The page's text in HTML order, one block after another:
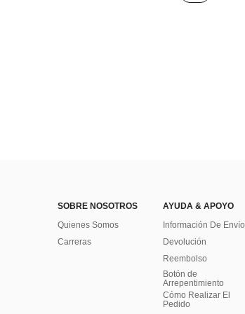
SOBRE NOSOTROS
Quienes Somos
Carreras
AYUDA & APOYO
Información De Envío
Devolución
Reembolso
Botón de
Arrepentimiento
Cómo Realizar El
Pedido